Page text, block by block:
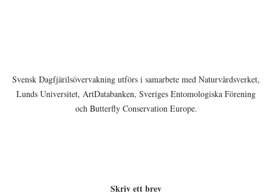
Svensk Dagfjärilsövervakning utförs i samarbete med Naturvårdsverket,
Lunds Universitet, ArtDatabanken, Sveriges Entomologiska Förening
och Butterfly Conservation Europe.
Skriv ett brev